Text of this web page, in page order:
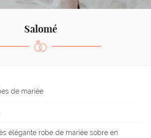
vous consentez à recevoir nos propositions commerciales à
ci-dessus. Vous pouvez vous désinscrire à tout moment en
Inscription
Salomé
de mariée
élégante robe de mariée sobre en